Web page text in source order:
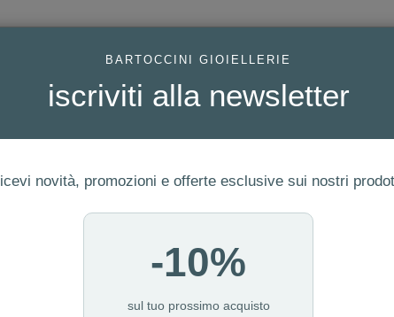
GIOIELLI MODA OROLOGI
BARTOCCINI GIOIELLERIE
iscriviti alla newsletter
novità, promozioni e offerte esclusive sui nostri
-10%
sul tuo prossimo acquisto